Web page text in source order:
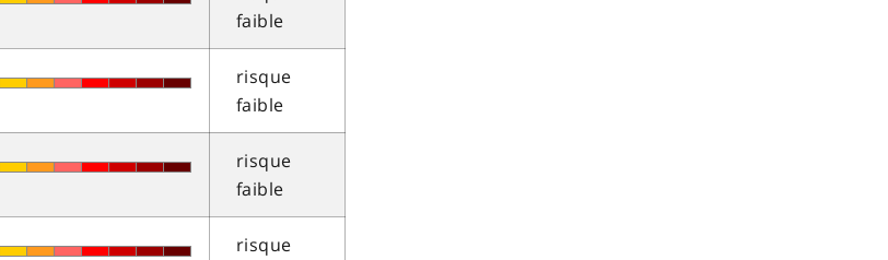
faible
risque
faible
risque
faible
risque